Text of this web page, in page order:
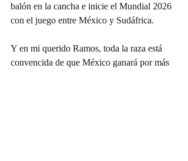
balón en la cancha e inicie el Mundial 2026
con el juego entre México y Sudáfrica.
Y en mi querido Ramos, toda la raza está
convencida de que México ganará por más